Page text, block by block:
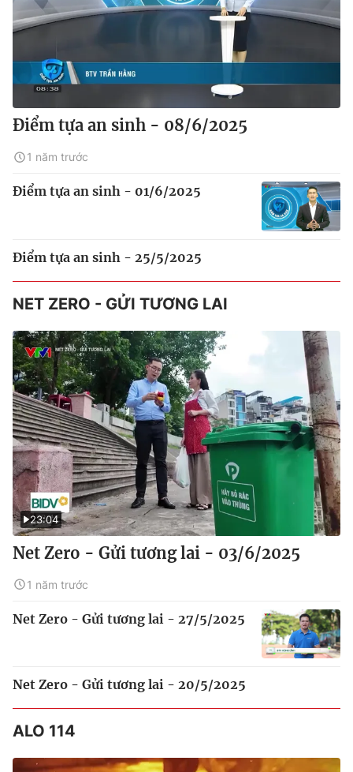
Điểm tựa an sinh - 08/6/2025
1 năm trước
Điểm tựa an sinh - 01/6/2025
Điểm tựa an sinh - 25/5/2025
NET ZERO - GỬI TƯƠNG LAI
23:04
Net Zero - Gửi tương lai - 03/6/2025
1 năm trước
Net Zero - Gửi tương lai - 27/5/2025
Net Zero - Gửi tương lai - 20/5/2025
ALO 114